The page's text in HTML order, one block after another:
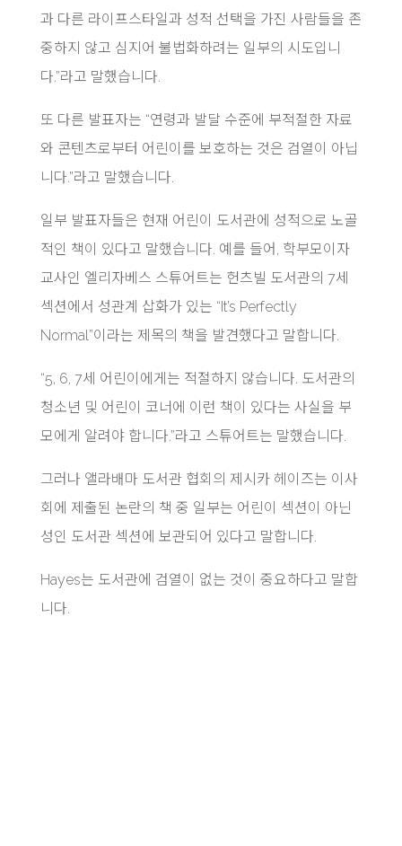
과 다른 라이프스타일과 성적 선택을 가진 사람들을 존
중하지 않고 심지어 불법화하려는 일부의 시도입니
다.”라고 말했습니다.
또 다른 발표자는 “연령과 발달 수준에 부적절한 자료
와 콘텐츠로부터 어린이를 보호하는 것은 검열이 아닙
니다.”라고 말했습니다.
일부 발표자들은 현재 어린이 도서관에 성적으로 노골
적인 책이 있다고 말했습니다. 예를 들어, 학부모이자
교사인 엘리자베스 스튜어트는 헌츠빌 도서관의 7세
섹션에서 성관계 삽화가 있는 “It’s Perfectly
Normal”이라는 제목의 책을 발견했다고 말합니다.
“5, 6, 7세 어린이에게는 적절하지 않습니다. 도서관의
청소년 및 어린이 코너에 이런 책이 있다는 사실을 부
모에게 알려야 합니다.”라고 스튜어트는 말했습니다.
그러나 앨라배마 도서관 협회의 제시카 헤이즈는 이사
회에 제출된 논란의 책 중 일부는 어린이 섹션이 아닌
성인 도서관 섹션에 보관되어 있다고 말합니다.
Hayes는 도서관에 검열이 없는 것이 중요하다고 말합
니다.